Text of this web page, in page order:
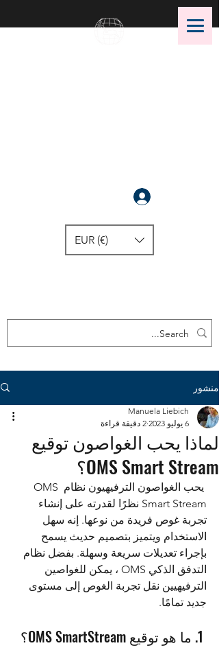
EUR (€)
منشور
لماذا يحب الغواصون توقيع
OMS Smart Stream؟
Manuela Liebich
6 يوليو 2023
2 دقيقة قراءة
يحب الغواصون الترفيهيون نظام OMS
Smart Stream نظرًا لقدرته على إنشاء
تجربة غوص فريدة من نوعها. إنه سهل
الاستخدام ويتميز بتصميم حديث يسمح
بإجراء تعديلات سريعة وسهلة. بفضل نظام
التدفق الذكي OMS ، يمكن للغواصين
الترفيهيين نقل تجربة الغوص إلى مستوى
جديد تمامًا.